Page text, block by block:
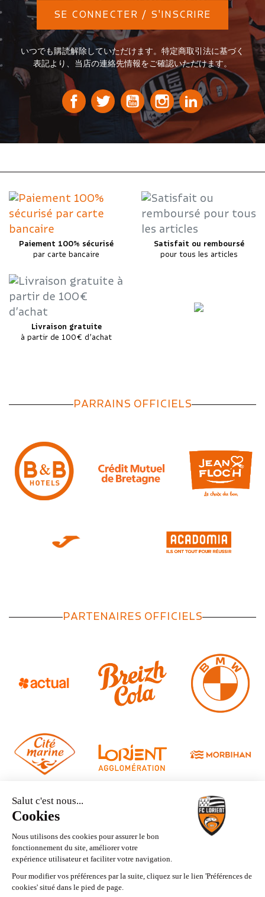
SE CONNECTER / S'INSCRIRE
いつでも購読解除していただけます。特定商取引法に基づく
表記より、当店の連絡先情報をご確認いただけます。
Paiement 100% sécurisé
par carte bancaire
Satisfait ou remboursé
pour tous les articles
Livraison gratuite
à partir de 100€ d’achat
PARRAINS OFFICIELS
PARTENAIRES OFFICIELS